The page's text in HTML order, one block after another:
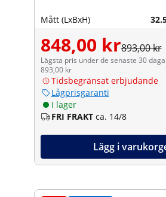
Mått (LxBxH)
848,00 kr893,00 kr
Lägsta pris under de senaste 30
893,00 kr
Tidsbegränsat erbjudande
Lågprisgaranti
I lager
FRI FRAKT ca. 14/8
Lägg i